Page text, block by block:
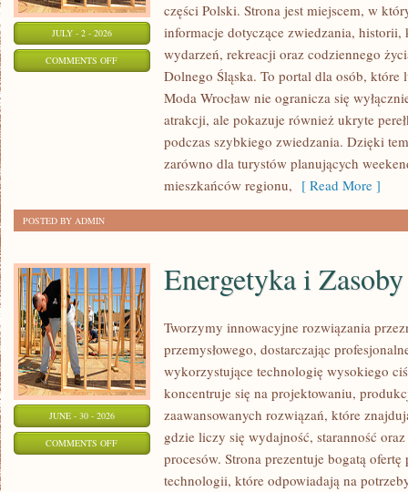
JULY - 2 - 2026
COMMENTS OFFON
części Polski. Strona jest miejscem, w
informacje dotyczące zwiedzania,
wydarzeń, rekreacji oraz codziennego
Dolnego Śląska. To portal dla osób,
Moda Wrocław nie ogranicza się
atrakcji, ale pokazuje również ukryte
podczas szybkiego zwiedzania. Dzięki
zarówno dla turystów planujących
mieszkańców regionu, [ Read More ]
POSTED BY ADMIN
JUNE - 30 - 2026
COMMENTS OFFON
ENERGETYKA
Energetyka i Zasoby
Tworzymy innowacyjne rozwiązania
przemysłowego, dostarczając
wykorzystujące technologię wysokiego
koncentruje się na projektowaniu,
zaawansowanych rozwiązań, które
gdzie liczy się wydajność, staranność
procesów. Strona prezentuje bogatą ofertę
technologii, które odpowiadają na